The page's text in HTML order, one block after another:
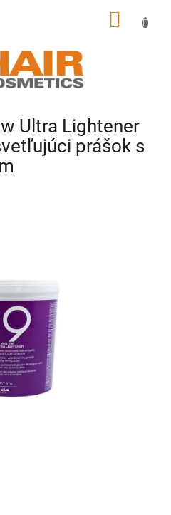
Ultra Lightener
prášok s